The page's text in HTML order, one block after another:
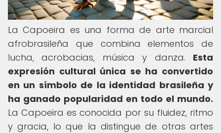
La Capoeira es una forma de arte marcial
afrobrasileña que combina elementos de
lucha, acrobacias, música y danza. Esta
expresión cultural única se ha convertido
en un símbolo de la identidad brasileña y
ha ganado popularidad en todo el mundo.
La Capoeira es conocida por su fluidez, ritmo
y gracia, lo que la distingue de otras artes